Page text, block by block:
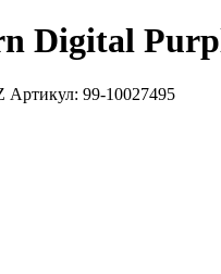
Digital
Артикул: 99-10027495